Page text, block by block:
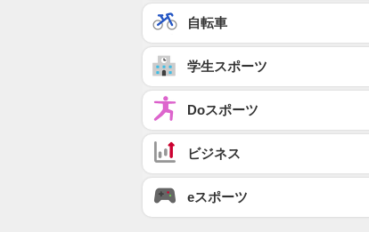
自転車
学生スポーツ
Doスポーツ
ビジネス
eスポーツ